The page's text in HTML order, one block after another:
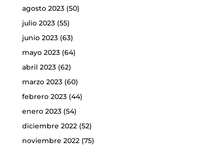
agosto 2023(50)
julio 2023(55)
junio 2023(63)
mayo 2023(64)
abril 2023(62)
marzo 2023(60)
febrero 2023(44)
enero 2023(54)
diciembre 2022(52)
noviembre 2022(75)